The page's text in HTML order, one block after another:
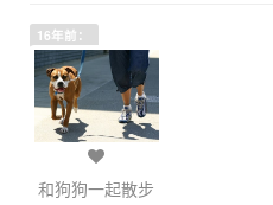
16年前：
和狗狗一起散步